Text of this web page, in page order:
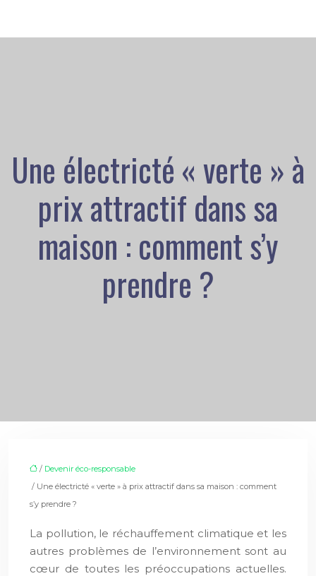
Une électricté « verte » à
prix attractif dans sa
maison : comment s’y
prendre ?
/ Devenir éco-responsable
/ Une électricté « verte » à prix attractif dans sa maison : comment
s’y prendre ?
La pollution, le réchauffement climatique et les
autres problèmes de l’environnement sont au
cœur de toutes les préoccupations actuelles.